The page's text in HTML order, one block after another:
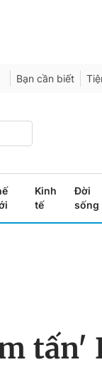
Bạn cần biết
Kinh
tế
Đời
sống
tấn'